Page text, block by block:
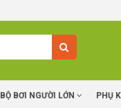
BỘ BƠI NGƯỜI LỚN PHỤ